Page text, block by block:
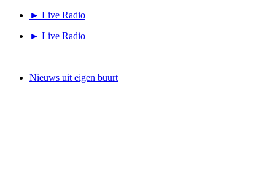
► Live Radio
► Live Radio
Nieuws uit eigen buurt